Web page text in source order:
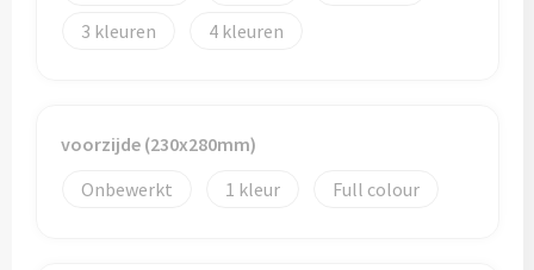
Notablokken
Eten & drinken
3
4
voorzijde (230x280mm)
Onbewerkt
1 Full colour